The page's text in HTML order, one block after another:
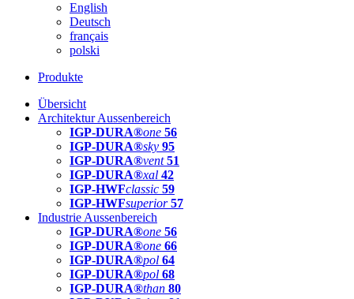
English
Deutsch
français
polski
Produkte
Übersicht
Architektur Aussenbereich
IGP-DURA®one 56
IGP-DURA®sky 95
IGP-DURA®vent 51
IGP-DURA®xal 42
IGP-HWFclassic 59
IGP-HWFsuperior 57
Industrie Aussenbereich
IGP-DURA®one 56
IGP-DURA®one 66
IGP-DURA®pol 64
IGP-DURA®pol 68
IGP-DURA®than 80